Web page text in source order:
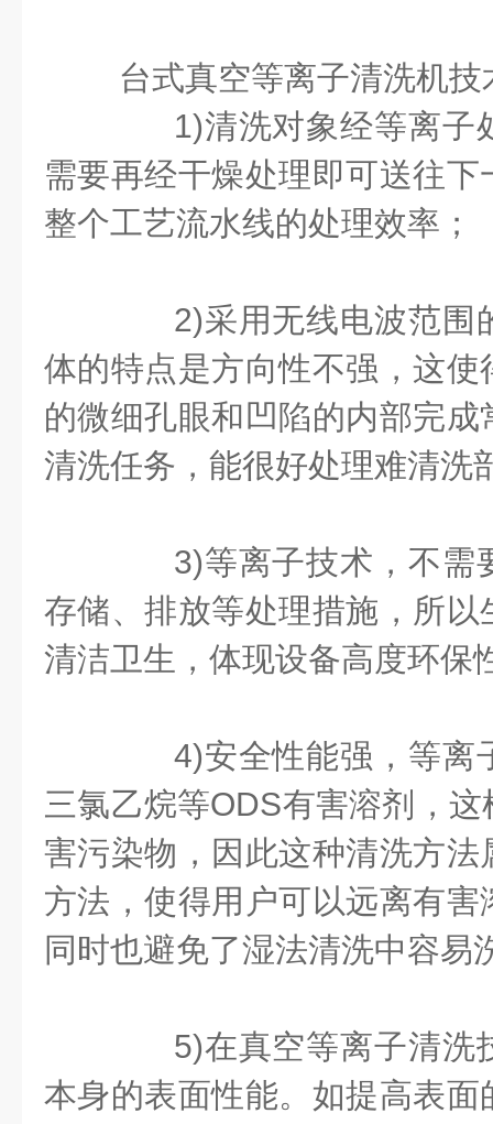
台式真空等离子清洗机技
1)清洗对象经等离子
需要再经干燥处理即可送往
整个工艺流水线的处理效率；
2)采用无线电波范围
体的特点是方向性不强，这
的微细孔眼和凹陷的内部完
清洗任务，能很好处理难清洗
3)等离子技术，不需
存储、排放等处理措施，所
清洁卫生，体现设备高度环保
4)安全性能强，等离
三氯乙烷等ODS有害溶剂，
害污染物，因此这种清洗方
方法，使得用户可以远离有
同时也避免了湿法清洗中容易
5)在真空等离子清洗
本身的表面性能。如提高表